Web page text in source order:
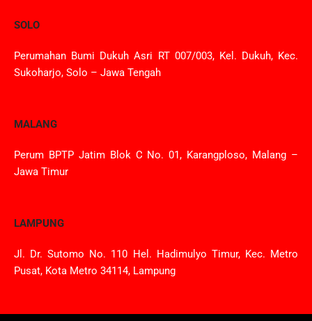
SOLO
Perumahan Bumi Dukuh Asri RT 007/003, Kel. Dukuh, Kec.
Sukoharjo, Solo – Jawa Tengah
MALANG
Perum BPTP Jatim Blok C No. 01, Karangploso, Malang –
Jawa Timur
LAMPUNG
Jl. Dr. Sutomo No. 110 Hel. Hadimulyo Timur, Kec. Metro
Pusat, Kota Metro 34114, Lampung